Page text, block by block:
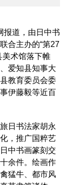
道，由日中书
合主办的“第27
美术馆落下帷
爱知县知事大
教育委员会委
伊藤毅等近百
日书法家胡永
，推广国粹艺
中书画篆刻交
余件。绘画作
猛牛、都市风